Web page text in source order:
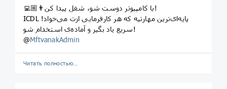
👨🏼‍💻با کامپیوتر دوست شو، شغل پیدا کن!
ICDL پایه‌ای‌ترین مهارتیه که هر کارفرمایی ازت می‌خواد!
سریع یاد بگیر و آماده‌ی استخدام شو!
@MftvanakAdmin
Читать полностью…